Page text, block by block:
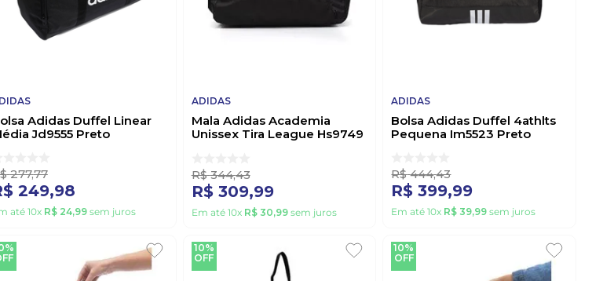
Adidas Duffel Linear
Jd9555 Preto
277,77
249,98
até10x R$ 24,99sem juros
ADIDAS
Mala Adidas Academia
Unissex Tira League Hs9749
R$ 344,43
R$ 309,99
Em até 10x R$ 30,99sem juros
ADIDAS
Bolsa Adidas Duffel 4athlts
Pequena Im5523 Preto
R$ 444,43
R$ 399,99
Em até10x R$ 39,99 sem juros
10%
OFF
10%
OFF